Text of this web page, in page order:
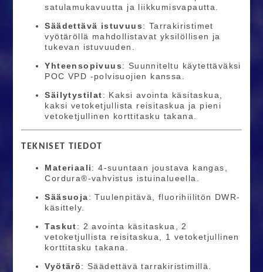
satulamukavuutta ja liikkumisvapautta.​
Säädettävä istuvuus: Tarrakiristimet
vyötäröllä mahdollistavat yksilöllisen ja
tukevan istuvuuden.​
Yhteensopivuus: Suunniteltu käytettäväksi
POC VPD -polvisuojien kanssa.​
Säilytystilat: Kaksi avointa käsitaskua,
kaksi vetoketjullista reisitaskua ja pieni
vetoketjullinen korttitasku takana.​
TEKNISET TIEDOT
Materiaali: 4-suuntaan joustava kangas,
Cordura®-vahvistus istuinalueella.​
Sääsuoja: Tuulenpitävä, fluorihiilitön DWR-
käsittely.​
Taskut: 2 avointa käsitaskua, 2
vetoketjullista reisitaskua, 1 vetoketjullinen
korttitasku takana.​
Vyötärö: Säädettävä tarrakiristimillä.​